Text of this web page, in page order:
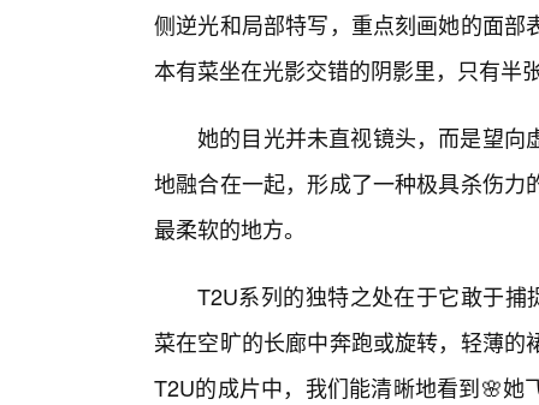
侧逆光和局部特写，重点刻画她的面
本有菜坐在光影交错的阴影里，只有半
她的目光并未直视镜头，而是望向
地融合在一起，形成了一种极具杀伤
最柔软的地方。
T2U系列的独特之处在于它敢于捕
菜在空旷的长廊中奔跑或旋转，轻薄
T2U的成片中，我们能清晰地看到🌸她